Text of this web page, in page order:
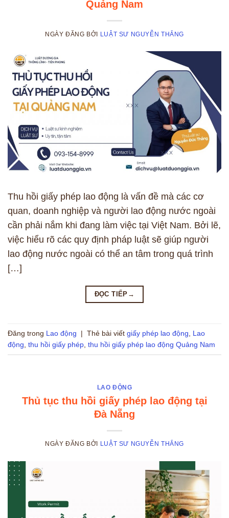
Quảng Nam
NGÀY ĐĂNG BỞI LUẬT SƯ NGUYỄN THẮNG
Thu hồi giấy phép lao động là vấn đề mà các cơ
quan, doanh nghiệp và người lao động nước ngoài
cần phải nắm khi đang làm việc tại Việt Nam. Bởi lẽ,
việc hiểu rõ các quy định pháp luật sẽ giúp người
lao động nước ngoài có thể an tâm trong quá trình
[…]
ĐỌC TIẾP →
Đăng trong Lao động | Thẻ bài viết giấy phép lao động
Lao
động thu hồi giấy phép thu hồi giấy phép lao động Quảng Nam
LAO ĐỘNG
Thủ tục thu hồi giấy phép lao động tại
Đà Nẵng
NGÀY ĐĂNG BỞI LUẬT SƯ NGUYỄN THẮNG